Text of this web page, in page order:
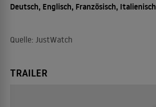
Deutsch, Englisch, Französisch, Italienisch
Quelle: JustWatch
TRAILER